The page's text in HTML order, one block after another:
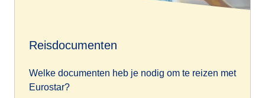
Reisdocumenten
Welke documenten heb je nodig om te reizen met
Eurostar?